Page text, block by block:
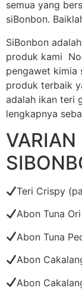
semua yang
siBonbon.
SiBonbon
produk kami
pengawet kimia
produk terbaik
adalah ikan teri
lengkapnya
VARIAN
Teri Crispy
Abon Tuna
Abon Tuna
Abon
Abon